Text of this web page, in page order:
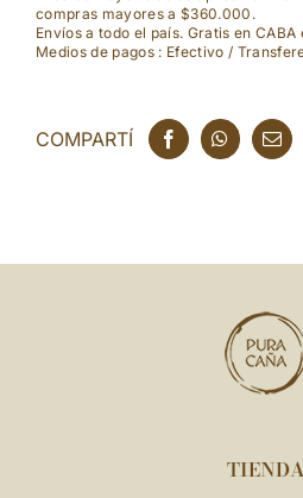
Rose
cantidad
compras mayores a $360.000.
Envíos a todo el país. Gratis en CABA
Medios de pagos : Efectivo /
COMPARTÍ
TIENDA